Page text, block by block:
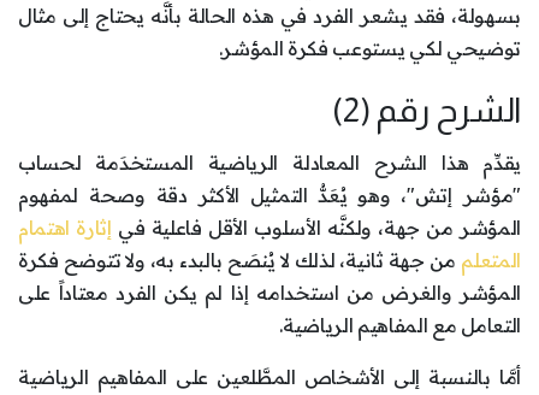
بسهولة، فقد يشعر الفرد في هذه الحالة بأنَّه يحتاج إلى مثال
توضيحي لكي يستوعب فكرة المؤشر.
الشرح رقم (2)
يقدِّم هذا الشرح المعادلة الرياضية المستخدَمة لحساب
"مؤشر إتش"، وهو يُعَدُّ التمثيل الأكثر دقة وصحة لمفهوم
المؤشر من جهة، ولكنَّه الأسلوب الأقل فاعلية في إثارة اهتمام
المتعلم من جهة ثانية، لذلك لا يُنصَح بالبدء به، ولا تتوضح فكرة
المؤشر والغرض من استخدامه إذا لم يكن الفرد معتاداً على
التعامل مع المفاهيم الرياضية.
أمَّا بالنسبة إلى الأشخاص المطَّلعين على المفاهيم الرياضية